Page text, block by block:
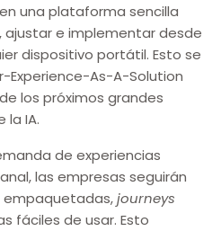
una plataforma sencilla
ajustar e implementar desde
dispositivo portátil. Esto se
As-A-Solution
los próximos grandes
la IA.
de experiencias
las empresas seguirán
empaquetadas,journeys
fáciles de usar. Esto